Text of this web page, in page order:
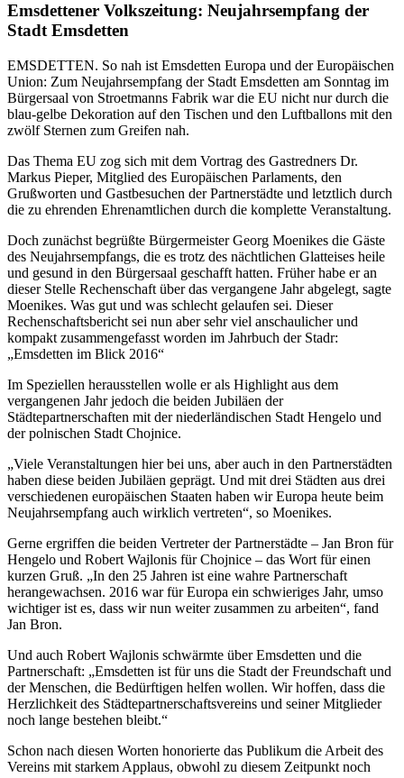
Emsdettener Volkszeitung: Neujahrsempfang der
Stadt Emsdetten
EMSDETTEN. So nah ist Emsdetten Europa und der Europäischen
Union: Zum Neujahrsempfang der Stadt Emsdetten am Sonntag im
Bürgersaal von Stroetmanns Fabrik war die EU nicht nur durch die
blau-gelbe Dekoration auf den Tischen und den Luftballons mit den
zwölf Sternen zum Greifen nah.
Das Thema EU zog sich mit dem Vortrag des Gastredners Dr.
Markus Pieper, Mitglied des Europäischen Parlaments, den
Grußworten und Gastbesuchen der Partnerstädte und letztlich durch
die zu ehrenden Ehrenamtlichen durch die komplette Veranstaltung.
Doch zunächst begrüßte Bürgermeister Georg Moenikes die Gäste
des Neujahrsempfangs, die es trotz des nächtlichen Glatteises heile
und gesund in den Bürgersaal geschafft hatten. Früher habe er an
dieser Stelle Rechenschaft über das vergangene Jahr abgelegt, sagte
Moenikes. Was gut und was schlecht gelaufen sei. Dieser
Rechenschaftsbericht sei nun aber sehr viel anschaulicher und
kompakt zusammengefasst worden im Jahrbuch der Stadr:
„Emsdetten im Blick 2016“
Im Speziellen herausstellen wolle er als Highlight aus dem
vergangenen Jahr jedoch die beiden Jubiläen der
Städtepartnerschaften mit der niederländischen Stadt Hengelo und
der polnischen Stadt Chojnice.
„Viele Veranstaltungen hier bei uns, aber auch in den Partnerstädten
haben diese beiden Jubiläen geprägt. Und mit drei Städten aus drei
verschiedenen europäischen Staaten haben wir Europa heute beim
Neujahrsempfang auch wirklich vertreten“, so Moenikes.
Gerne ergriffen die beiden Vertreter der Partnerstädte – Jan Bron für
Hengelo und Robert Wajlonis für Chojnice – das Wort für einen
kurzen Gruß. „In den 25 Jahren ist eine wahre Partnerschaft
herangewachsen. 2016 war für Europa ein schwieriges Jahr, umso
wichtiger ist es, dass wir nun weiter zusammen zu arbeiten“, fand
Jan Bron.
Und auch Robert Wajlonis schwärmte über Emsdetten und die
Partnerschaft: „Emsdetten ist für uns die Stadt der Freundschaft und
der Menschen, die Bedürftigen helfen wollen. Wir hoffen, dass die
Herzlichkeit des Städtepartnerschaftsvereins und seiner Mitglieder
noch lange bestehen bleibt.“
Schon nach diesen Worten honorierte das Publikum die Arbeit des
Vereins mit starkem Applaus, obwohl zu diesem Zeitpunkt noch